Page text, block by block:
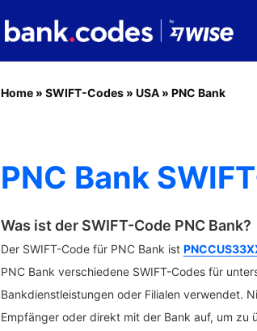
Home » SWIFT-Codes » USA » PNC Bank
PNC Bank
Was ist der SWIFT-Code PNC Bank?
Der SWIFT-Code für PNC Bank ist
PNC Bank verschiedene SWIFT-Codes für
Bankdienstleistungen oder Filialen verwendet.
Empfänger oder direkt mit der Bank auf, um zu